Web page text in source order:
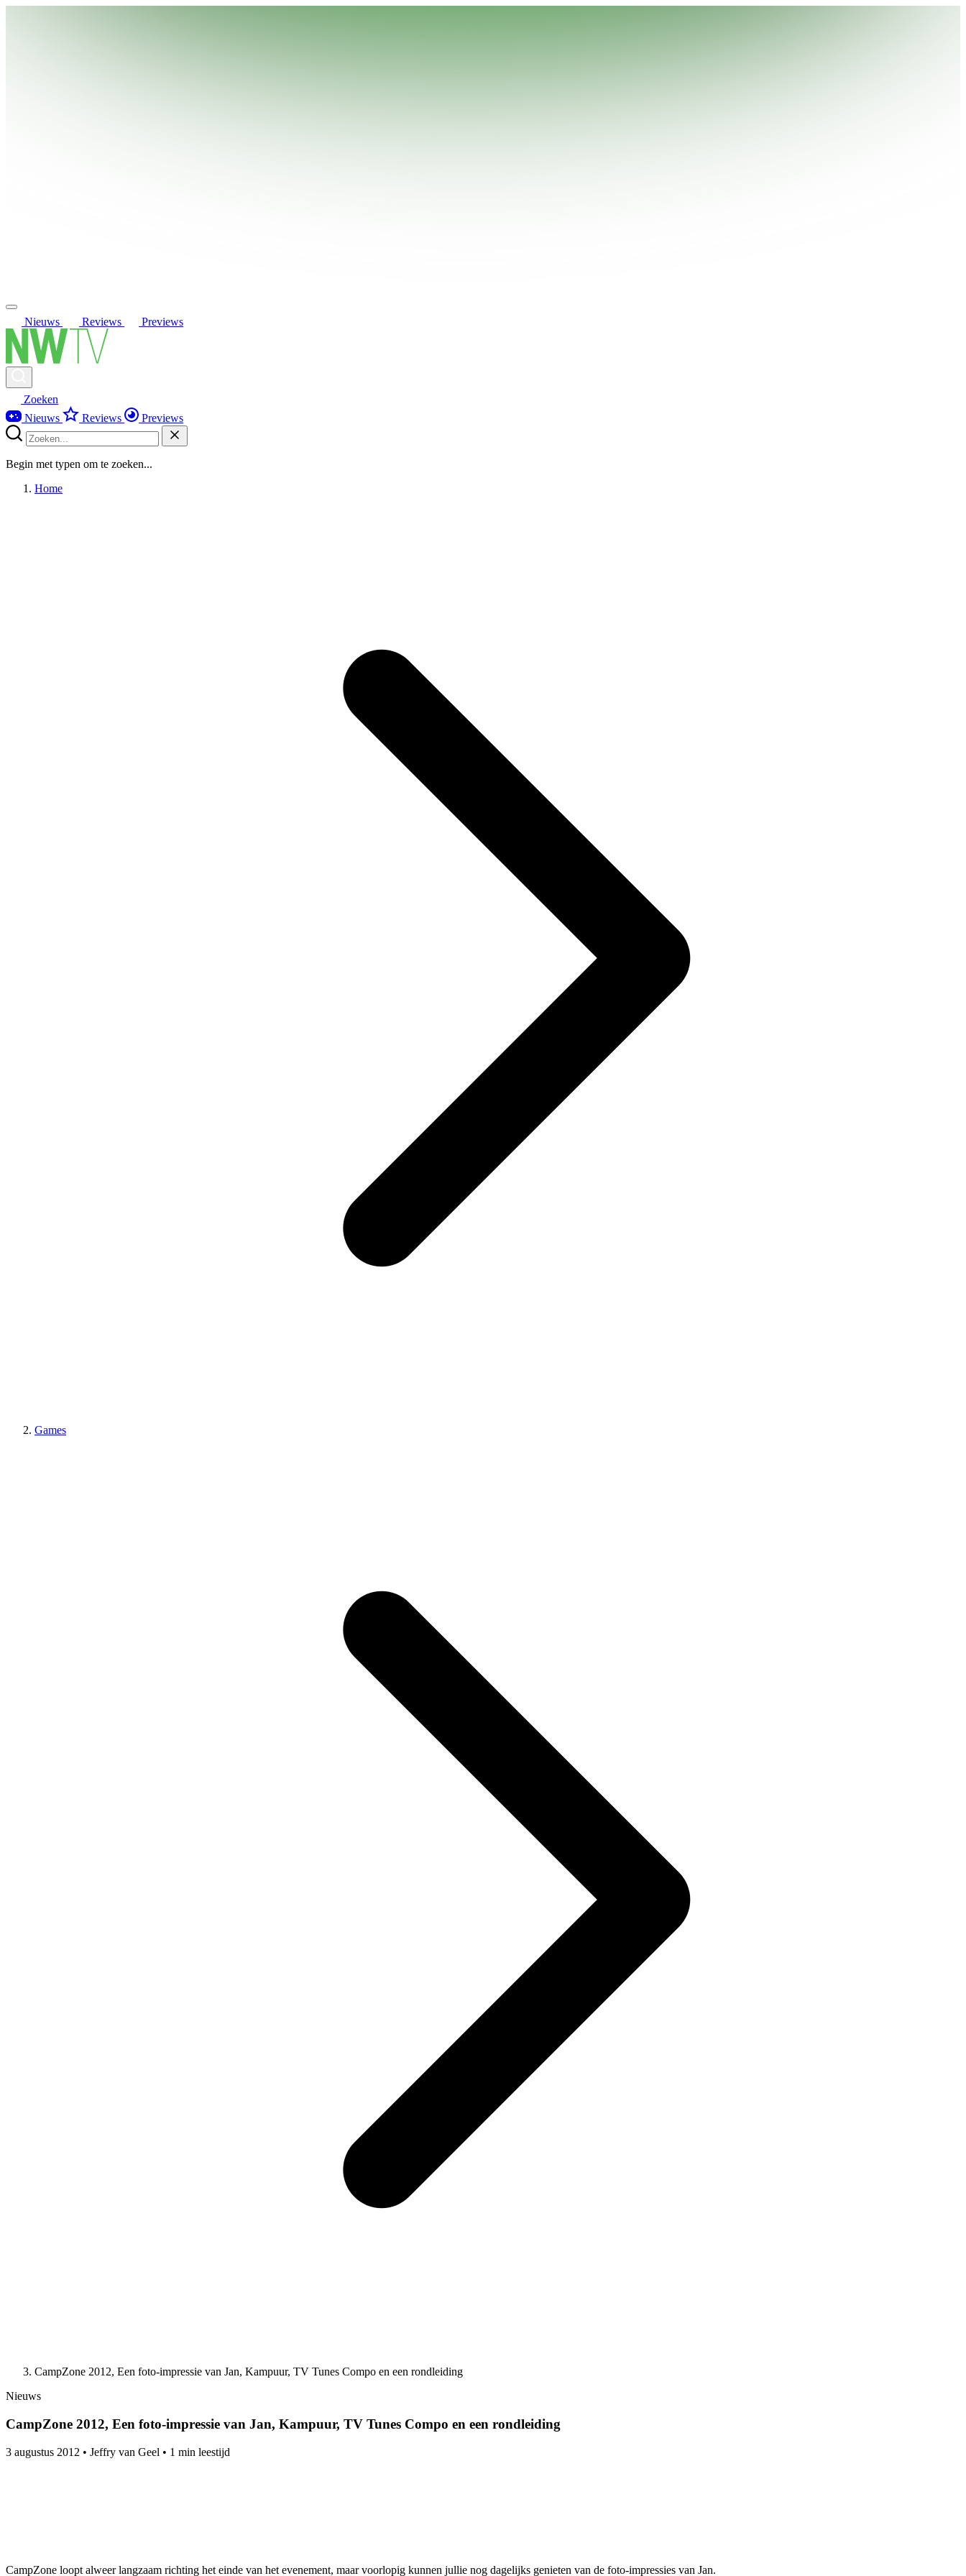
Nieuws Reviews Previews
Zoeken
Nieuws
Reviews Previews
Begin met typen om te zoeken...
Home
Games
CampZone 2012, Een foto-impressie van Jan, Kampuur, TV Tunes Compo en een rondleiding
Nieuws
CampZone 2012, Een foto-impressie van Jan, Kampuur, TV Tunes Compo en een rondleiding
3 augustus 2012 • Jeffry van Geel • 1 min leestijd
CampZone loopt alweer langzaam richting het einde van het evenement, maar voorlopig kunnen jullie nog dagelijks genieten van de foto-impressies van Jan.